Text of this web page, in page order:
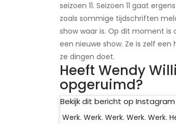
seizoen 11. Seizoen 11 gaat
zoals sommige tijdschriften
show waar is. Op dit moment
een nieuwe show. Ze is zelf
ze dingen doet.
Heeft Wendy
opgeruimd?
Bekijk dit bericht op Instagram
Werk. Werk. Werk. Werk.